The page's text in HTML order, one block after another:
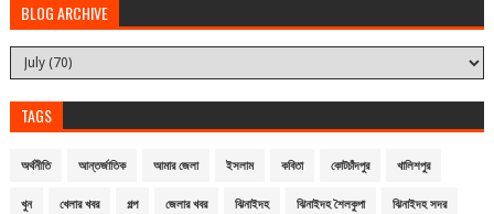
BLOG ARCHIVE
TAGS
অর্থনীতি আন্তর্জাতিক আমার জেলা ইসলাম কবিতা কোটচাঁদপুর খালিশপুর
খুন খেলার খবর গল্প জেলার খবর ঝিনাইদহ ঝিনাইদহ শৈলকুপা ঝিনাইদহ সদর